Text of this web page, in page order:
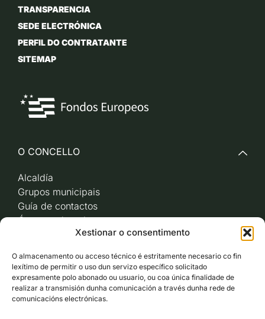
Xestionar o consentimento
O almacenamento ou acceso técnico é estritamente necesario co fin
lexítimo de permitir o uso dun servizo específico solicitado
expresamente polo abonado ou usuario, ou coa única finalidade de
realizar a transmisión dunha comunicación a través dunha rede de
comunicacións electrónicas.
TRANSPARENCIA
SEDE ELECTRÓNICA
PERFIL DO CONTRATANTE
SITEMAP
O CONCELLO
Alcaldía
Grupos municipais
Guía de contactos
Órganos de goberno
Acceso a videoactas
xunta de goberno local
Imaxe corporativa
CARBALLO AO DÍA